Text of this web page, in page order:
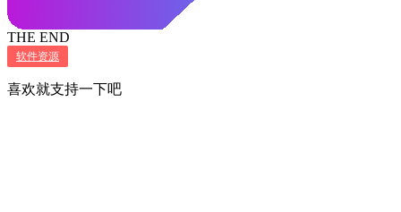
THE END
软件资源
喜欢就支持一下吧